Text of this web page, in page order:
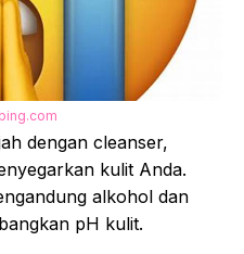
bing.com
dengan cleanser,
kulit Anda.
alkohol dan
pH kulit.